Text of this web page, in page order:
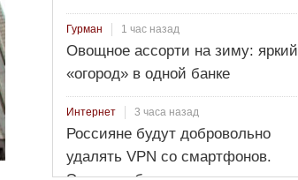
Гурман 1 час назад
Овощное ассорти на зиму: яркий
«огород» в одной банке
Интернет 3 часа назад
Россияне будут добровольно
удалять VPN со смартфонов.